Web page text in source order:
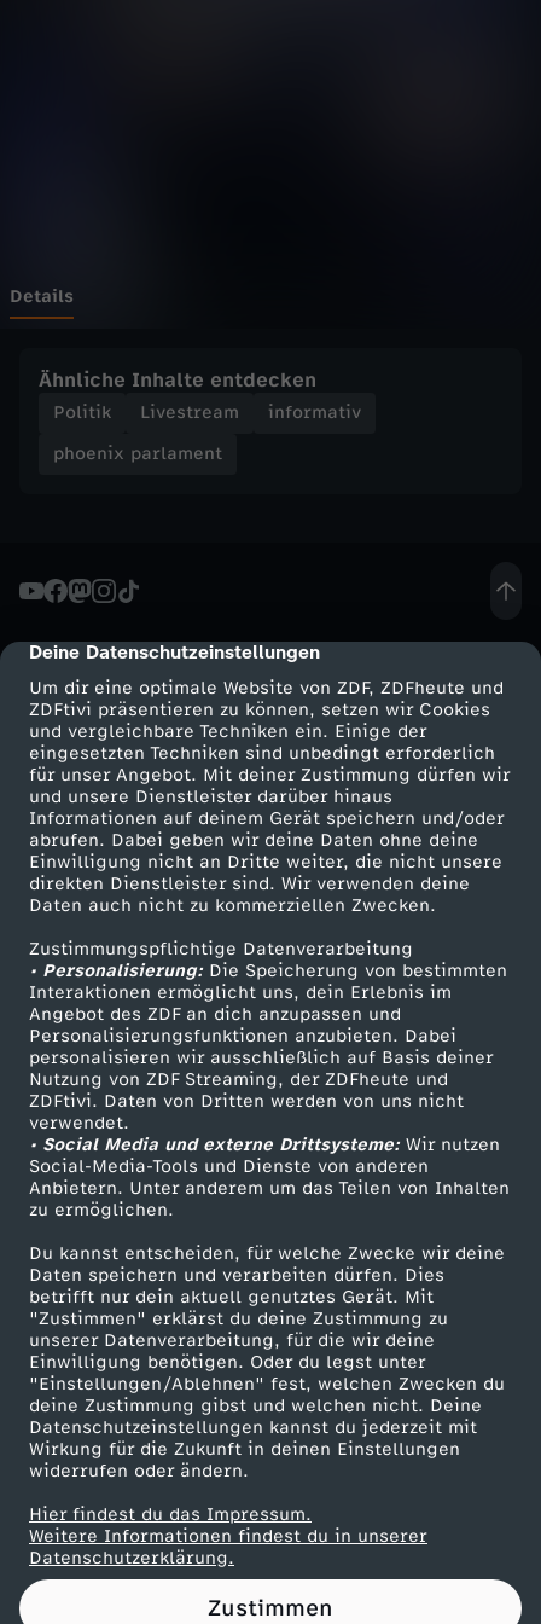
cmp-dialog-description
Deine Datenschutzeinstellungen
Um dir eine optimale Website von ZDF, ZDFheute und
ZDFtivi präsentieren zu können, setzen wir Cookies
und vergleichbare Techniken ein. Einige der
eingesetzten Techniken sind unbedingt erforderlich
für unser Angebot. Mit deiner Zustimmung dürfen wir
und unsere Dienstleister darüber hinaus
Informationen auf deinem Gerät speichern und/oder
abrufen. Dabei geben wir deine Daten ohne deine
Einwilligung nicht an Dritte weiter, die nicht unsere
direkten Dienstleister sind. Wir verwenden deine
Daten auch nicht zu kommerziellen Zwecken.
Zustimmungspflichtige Datenverarbeitung
• Personalisierung:Die Speicherung von bestimmten
Interaktionen ermöglicht uns, dein Erlebnis im
Angebot des ZDF an dich anzupassen und
Personalisierungsfunktionen anzubieten. Dabei
personalisieren wir ausschließlich auf Basis deiner
Nutzung von ZDF Streaming, der ZDFheute und
ZDFtivi. Daten von Dritten werden von uns nicht
verwendet.
• Social Media und externe Drittsysteme:Wir nutzen
Social-Media-Tools und Dienste von anderen
Anbietern. Unter anderem um das Teilen von Inhalten
zu ermöglichen.
Du kannst entscheiden, für welche Zwecke wir deine
Daten speichern und verarbeiten dürfen. Dies
betrifft nur dein aktuell genutztes Gerät. Mit
"Zustimmen" erklärst du deine Zustimmung zu
unserer Datenverarbeitung, für die wir deine
Einwilligung benötigen. Oder du legst unter
"Einstellungen/Ablehnen" fest, welchen Zwecken du
deine Zustimmung gibst und welchen nicht. Deine
Datenschutzeinstellungen kannst du jederzeit mit
Wirkung für die Zukunft in deinen Einstellungen
widerrufen oder ändern.
Hier findest du das Impressum.
Weitere Informationen findest du in unserer
Datenschutzerklärung.
Zustimmen
m
n
D
e
b
a
t
t
e
i
m
B
u
n
d
e
s
t
a
g
Details
Ähnliche Inhalte entdecken
Politik Livestream
informativ
phoenix parlament
Mehr ZDF
ZDF-Apps
Smart TV
ZDFtext
Livestreams
Sendungen A-Z
TV-Programm
Service
ZDFmitreden
Kontakt zum ZDF
Tickets
Zuschauerservice
Hilfe
ZDF Unternehmen
Karriere
ZDF goes Schule
Werbefernsehen
Mainzelmännchen
Partner